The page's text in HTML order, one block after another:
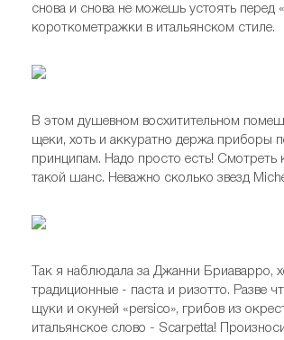
снова и снова не можешь устоять перед
короткометражки в итальянском стиле.
В этом душевном восхитительном
щеки, хоть и аккуратно держа приборы
принципам. Надо просто есть! Смотреть
такой шанс. Неважно сколько звезд
Так я наблюдала за Джанни Бриаварро,
традиционные - паста и ризотто. Разве
щуки и окуней «persico», грибов из
итальянское слово - Scarpetta!